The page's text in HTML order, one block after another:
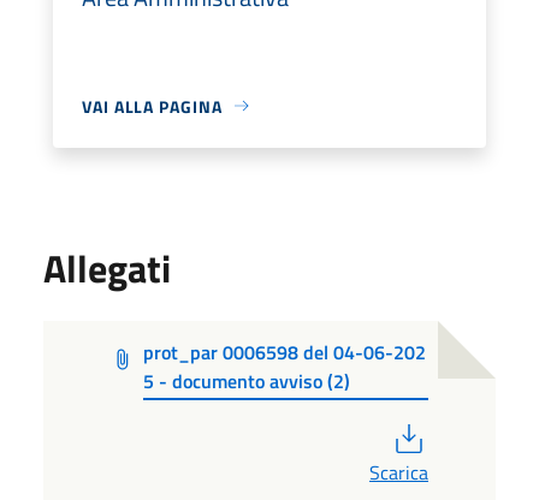
VAI ALLA PAGINA
Allegati
prot_par 0006598 del 04-06-202
5 - documento avviso (2)
Scarica